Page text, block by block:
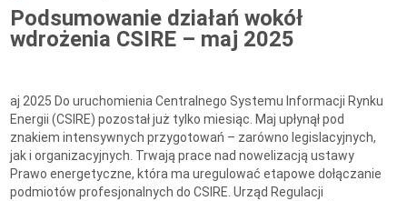
Podsumowanie działań wokół
wdrożenia CSIRE – maj 2025
aj 2025 Do uruchomienia Centralnego Systemu Informacji Rynku
Energii (CSIRE) pozostał już tylko miesiąc. Maj upłynął pod
znakiem intensywnych przygotowań – zarówno legislacyjnych,
jak i organizacyjnych. Trwają prace nad nowelizacją ustawy
Prawo energetyczne, która ma uregulować etapowe dołączanie
podmiotów profesjonalnych do CSIRE. Urząd Regulacji